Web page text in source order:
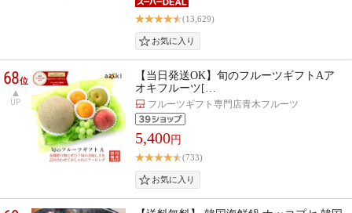
(13,629)
68位
UP
【当日発送OK】旬のフルーツギフトAア
オキフルーツ[…
フルーツギフト専門店青木フルーツ
5,400円
(733)